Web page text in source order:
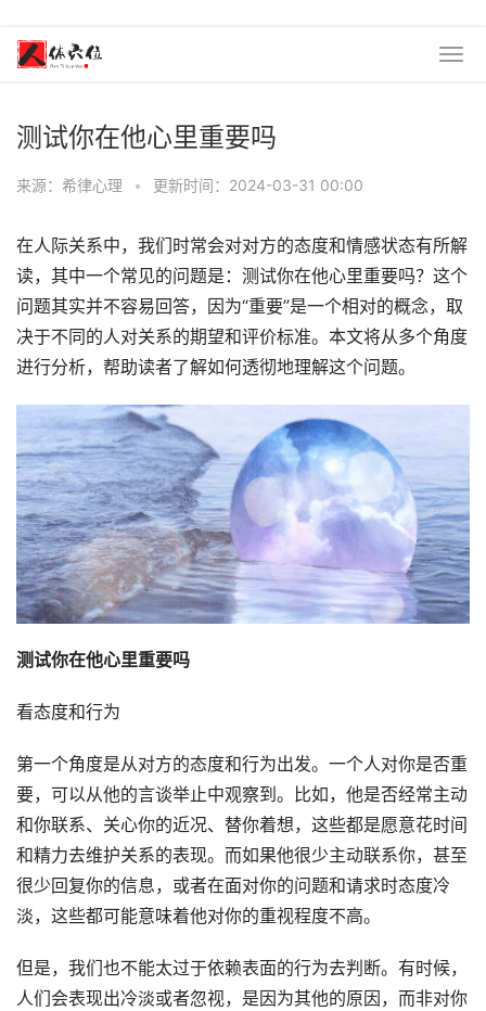
测试你在他心里重要吗
来源：希律心理 • 更新时间：2024-03-31 00:00
在人际关系中，我们时常会对对方的态度和情感状态有所解
读，其中一个常见的问题是：测试你在他心里重要吗？这个
问题其实并不容易回答，因为“重要”是一个相对的概念，取
决于不同的人对关系的期望和评价标准。本文将从多个角度
进行分析，帮助读者了解如何透彻地理解这个问题。
测试你在他心里重要吗
看态度和行为
第一个角度是从对方的态度和行为出发。一个人对你是否重
要，可以从他的言谈举止中观察到。比如，他是否经常主动
和你联系、关心你的近况、替你着想，这些都是愿意花时间
和精力去维护关系的表现。而如果他很少主动联系你，甚至
很少回复你的信息，或者在面对你的问题和请求时态度冷
淡，这些都可能意味着他对你的重视程度不高。
但是，我们也不能太过于依赖表面的行为去判断。有时候，
人们会表现出冷淡或者忽视，是因为其他的原因，而非对你